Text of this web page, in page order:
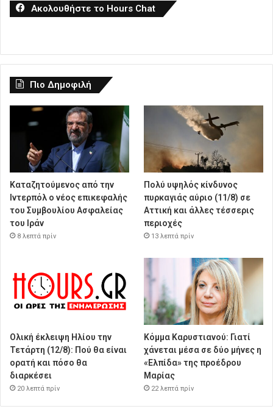
Ακολουθήστε το Hours Chat
Πιο Δημοφιλή
Καταζητούμενος από την
Ιντερπόλ ο νέος επικεφαλής
του Συμβουλίου Ασφαλείας
του Ιράν
8 λεπτά πρίν
Πολύ υψηλός κίνδυνος
πυρκαγιάς αύριο (11/8) σε
Αττική και άλλες τέσσερις
περιοχές
13 λεπτά πρίν
Ολική έκλειψη Ηλίου την
Τετάρτη (12/8): Πού θα είναι
ορατή και πόσο θα
διαρκέσει
20 λεπτά πρίν
Κόμμα Καρυστιανού: Γιατί
χάνεται μέσα σε δύο μήνες η
«Ελπίδα» της προέδρου
Μαρίας
22 λεπτά πρίν